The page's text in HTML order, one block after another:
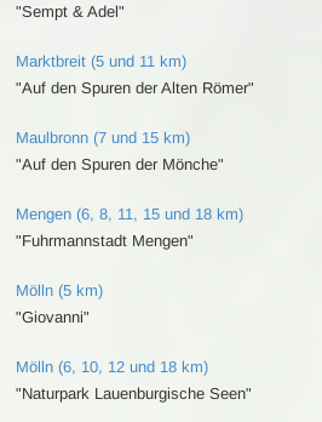
"Sempt & Adel"
Marktbreit (5 und 11 km)
"Auf den Spuren der Alten Römer"
Maulbronn (7 und 15 km)
"Auf den Spuren der Mönche"
Mengen (6, 8, 11, 15 und 18 km)
"Fuhrmannstadt Mengen"
Mölln (5 km)
"Giovanni"
Mölln (6, 10, 12 und 18 km)
"Naturpark Lauenburgische Seen"